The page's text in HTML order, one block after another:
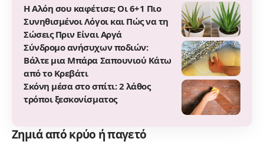
Η Αλόη σου καφέτισε; Οι 6+1 Πιο
Συνηθισμένοι Λόγοι και Πώς να τη
Σώσεις Πριν Είναι Αργά
Σύνδρομο ανήσυχων ποδιών:
Βάλτε μια Μπάρα Σαπουνιού Κάτω
από το Κρεβάτι
Σκόνη μέσα στο σπίτι: 2 λάθος
τρόποι ξεσκονίσματος
Ζημιά από κρύο ή παγετό